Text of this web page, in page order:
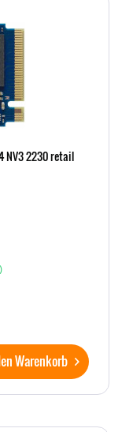
NV3 2230 retail
Warenkorb